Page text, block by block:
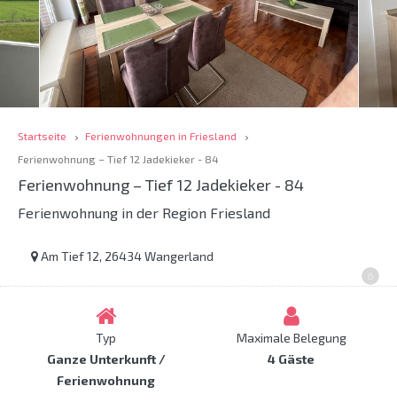
Startseite
Ferienwohnungen in Friesland
Ferienwohnung – Tief 12 Jadekieker - 84
Ferienwohnung – Tief 12 Jadekieker - 84
Ferienwohnung in der Region Friesland
Am Tief 12, 26434 Wangerland
Typ
Ganze Unterkunft /
Ferienwohnung
Maximale Belegung
4 Gäste